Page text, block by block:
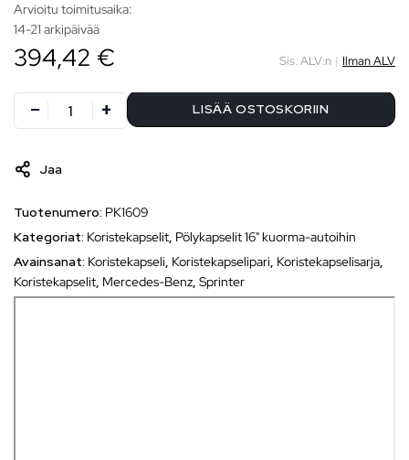
Arvioitu toimitusaika:
14-21 arkipäivää
394,42 € Sis. ALV:n | Ilman ALV
LISÄÄ OSTOSKORIIN
Jaa
Tuotenumero: PK1609
Kategoriat: Koristekapselit, Pölykapselit 16" kuorma-autoihin
Avainsanat: Koristekapseli, Koristekapselipari, Koristekapselisarja,
Koristekapselit, Mercedes-Benz, Sprinter